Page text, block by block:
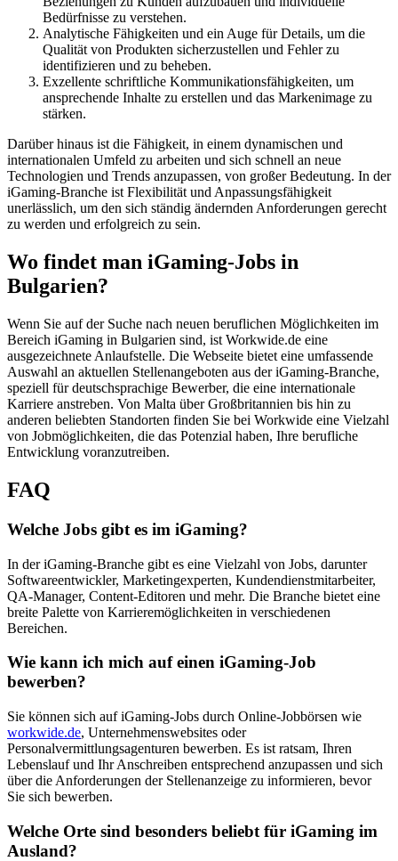
Bedürfnisse zu verstehen.
Analytische Fähigkeiten und ein Auge für Details, um die
Qualität von Produkten sicherzustellen und Fehler zu
identifizieren und zu beheben.
Exzellente schriftliche Kommunikationsfähigkeiten, um
ansprechende Inhalte zu erstellen und das Markenimage zu
stärken.
Darüber hinaus ist die Fähigkeit, in einem dynamischen und
internationalen Umfeld zu arbeiten und sich schnell an neue
Technologien und Trends anzupassen, von großer Bedeutung. In der
iGaming-Branche ist Flexibilität und Anpassungsfähigkeit
unerlässlich, um den sich ständig ändernden Anforderungen gerecht
zu werden und erfolgreich zu sein.
Wo findet man iGaming-Jobs in
Bulgarien?
Wenn Sie auf der Suche nach neuen beruflichen Möglichkeiten im
Bereich iGaming in Bulgarien sind, ist Workwide.de eine
ausgezeichnete Anlaufstelle. Die Webseite bietet eine umfassende
Auswahl an aktuellen Stellenangeboten aus der iGaming-Branche,
speziell für deutschsprachige Bewerber, die eine internationale
Karriere anstreben. Von Malta über Großbritannien bis hin zu
anderen beliebten Standorten finden Sie bei Workwide eine Vielzahl
von Jobmöglichkeiten, die das Potenzial haben, Ihre berufliche
Entwicklung voranzutreiben.
FAQ
Welche Jobs gibt es im iGaming?
In der iGaming-Branche gibt es eine Vielzahl von Jobs, darunter
Softwareentwickler, Marketingexperten, Kundendienstmitarbeiter,
QA-Manager, Content-Editoren und mehr. Die Branche bietet eine
breite Palette von Karrieremöglichkeiten in verschiedenen
Bereichen.
Wie kann ich mich auf einen iGaming-Job
bewerben?
Sie können sich auf iGaming-Jobs durch Online-Jobbörsen wie
workwide.de, Unternehmenswebsites oder
Personalvermittlungsagenturen bewerben. Es ist ratsam, Ihren
Lebenslauf und Ihr Anschreiben entsprechend anzupassen und sich
über die Anforderungen der Stellenanzeige zu informieren, bevor
Sie sich bewerben.
Welche Orte sind besonders beliebt für iGaming im
Ausland?